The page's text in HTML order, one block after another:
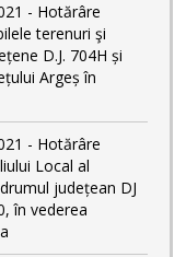
- Hotărâre
terenuri şi
D.J. 704H și
Argeș în
- Hotărâre
Local al
județean DJ
în vederea